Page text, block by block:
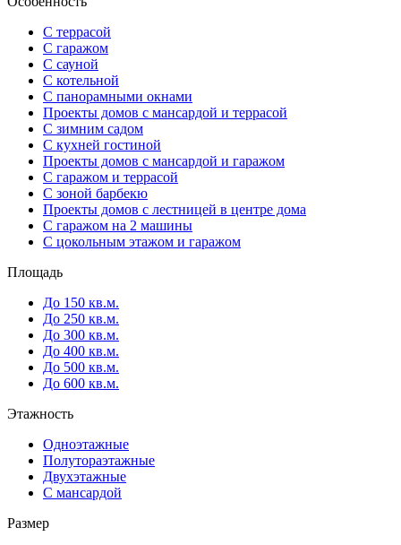
С террасой
С гаражом
С сауной
С котельной
С панорамными окнами
Проекты домов с мансардой и террасой
С зимним садом
С кухней гостиной
Проекты домов с мансардой и гаражом
С гаражом и террасой
С зоной барбекю
Проекты домов с лестницей в центре дома
С гаражом на 2 машины
С цокольным этажом и гаражом
Площадь
До 150 кв.м.
До 250 кв.м.
До 300 кв.м.
До 400 кв.м.
До 500 кв.м.
До 600 кв.м.
Этажность
Одноэтажные
Полутораэтажные
Двухэтажные
С мансардой
Размер